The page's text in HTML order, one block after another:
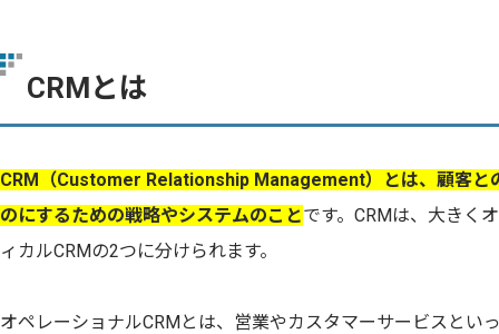
CRMとは
CRM（Customer Relationship Management）とは、顧客と
のにするための戦略やシステムのことです。CRMは、大きく
ィカルCRMの2つに分けられます。
オペレーショナルCRMとは、営業やカスタマーサービスとい